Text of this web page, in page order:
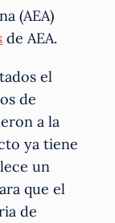
(AEA)
de AEA.
el
de
a la
ya tiene
un
que el
de